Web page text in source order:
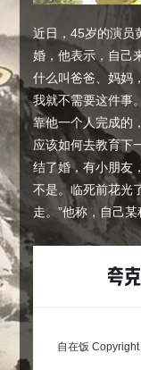
近日，45岁的演员
婚，他表示，自己
什么叫爸爸、妈妈
我就不需要这件事
靠他一个人完成的
应该如何去教育下
结了婚，有小朋友
不是。临死前花光
走。”他称，自己某
自在饭